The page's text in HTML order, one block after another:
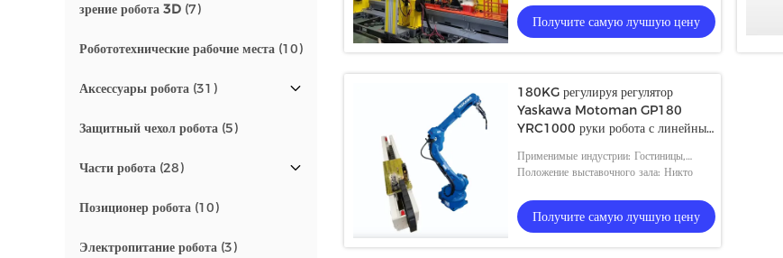
зрение робота 3D (7)
Робототехнические рабочие места (10)
Аксессуары робота (31)
Защитный чехол робота (5)
Части робота (28)
Позиционер робота (10)
Электропитание робота (3)
Получите самую лучшую цену
180KG регулируя регулятор
Yaskawa Motoman GP180
YRC1000 руки робота с линейным
Применимые индустрии: Гостиницы,
магазины строительного материала,
оборудования и регуляция
Положение выставочного зала: Никто
Получите самую лучшую цену